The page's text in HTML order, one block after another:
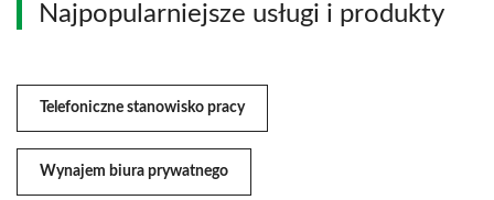
Najpopularniejsze usługi i produkty
Telefoniczne stanowisko pracy
Wynajem biura prywatnego